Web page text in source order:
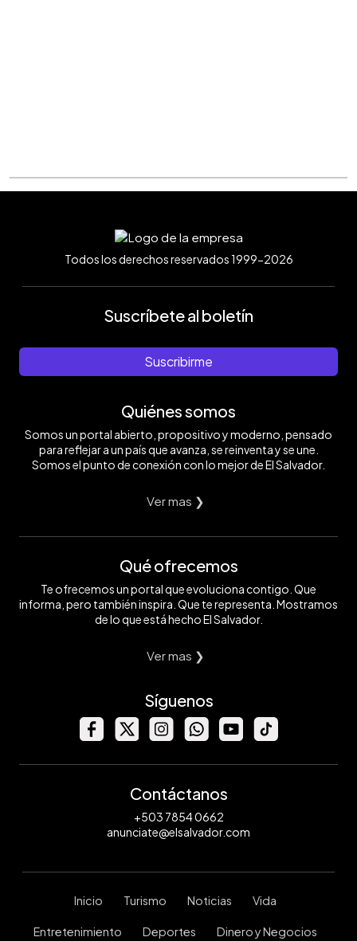
Todos los derechos reservados 1999-2026
Suscríbete al boletín
Suscribirme
Quiénes somos
Somos un portal abierto, propositivo y moderno, pensado
para reflejar a un país que avanza, se reinventa y se une.
Somos el punto de conexión con lo mejor de El Salvador.
Ver mas ❯
Qué ofrecemos
Te ofrecemos un portal que evoluciona contigo. Que
informa, pero también inspira. Que te representa. Mostramos
de lo que está hecho El Salvador.
Ver mas ❯
Síguenos
Contáctanos
+503 7854 0662
anunciate@elsalvador.com
Inicio Turismo Noticias Vida
Entretenimiento Deportes Dinero y Negocios